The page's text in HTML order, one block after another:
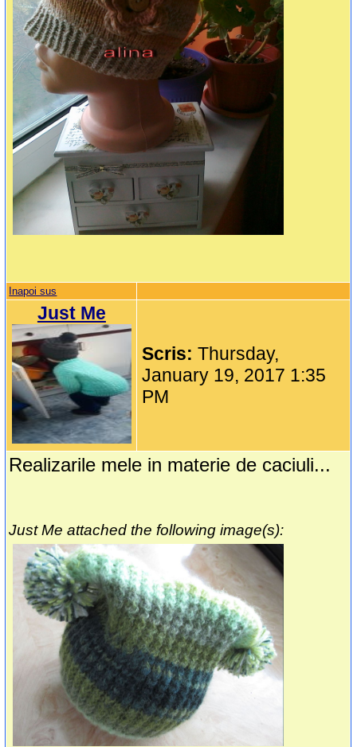
Inapoi sus
Just Me
Scris:Thursday,
January 19, 2017 1:35
PM
Realizarile mele in materie de caciuli...
Just Me attached the following image(s):